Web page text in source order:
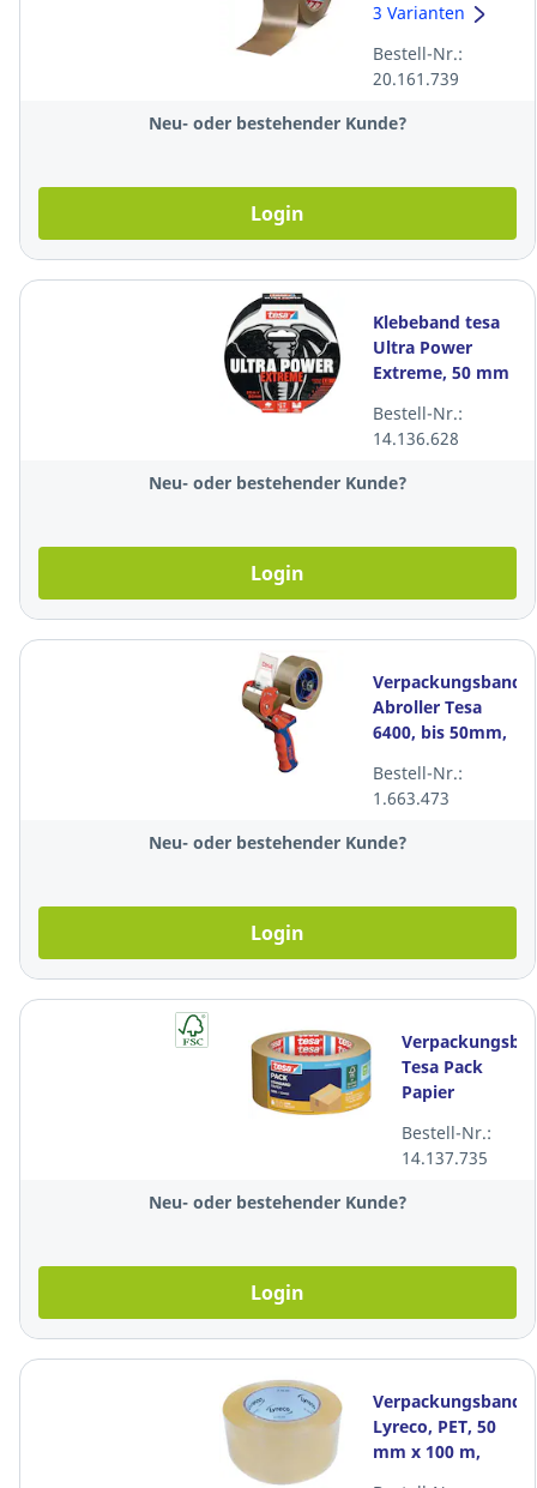
50mmx132m,
Stück
3 Varianten
Bestell-Nr.:
20.161.739
Neu- oder bestehender Kunde?
Login
Klebeband tesa
Ultra Power
Extreme, 50 mm
Bestell-Nr.:
14.136.628
Neu- oder bestehender Kunde?
Login
Verpackungsband
Abroller Tesa
6400, bis 50mm,
140mm
Bestell-Nr.:
1.663.473
Neu- oder bestehender Kunde?
Login
Tesa Pack
Papier
ecoLogo
58291, 50 mm
x 50 m, braun
Bestell-Nr.:
14.137.735
Neu- oder bestehender Kunde?
Login
Verpackungsband,
Lyreco, PET, 50
mm x 100 m,